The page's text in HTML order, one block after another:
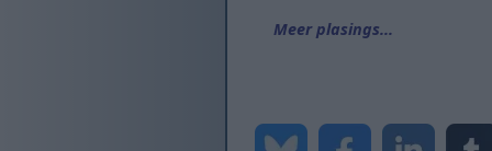
Meer plasings...